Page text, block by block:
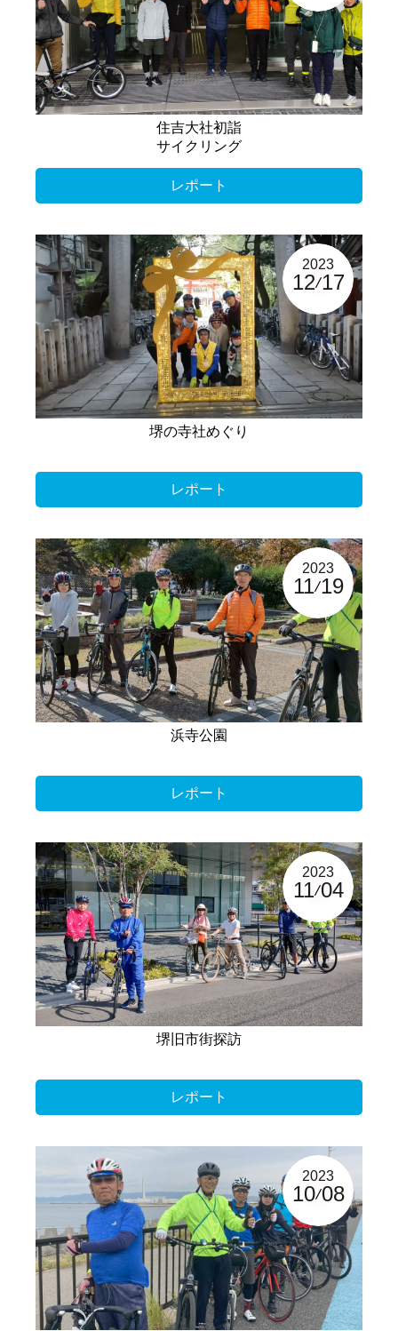
住吉大社初詣
サイクリング
レポート
2023
12 17
堺の寺社めぐり
レポート
2023
11 19
浜寺公園
レポート
2023
11 04
堺旧市街探訪
レポート
2023
10 08